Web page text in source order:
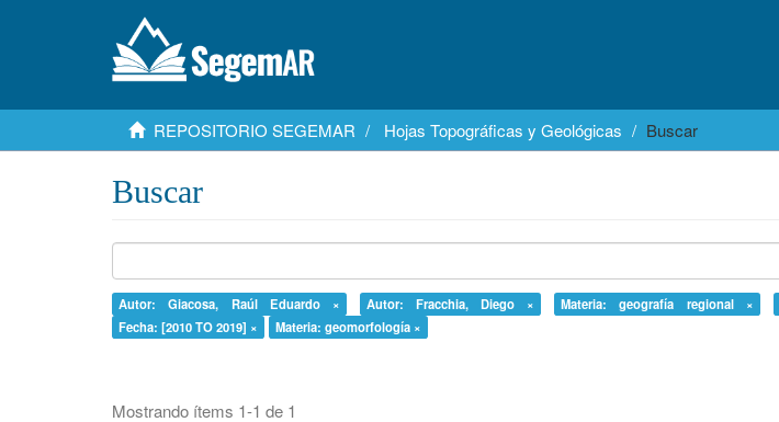
REPOSITORIO SEGEMAR Hojas Topográficas y Geológicas Buscar
Buscar
Autor: Giacosa, Raúl Eduardo × Autor: Fracchia, Diego × Materia: geografía regional ×
Fecha: [2010 TO 2019] ×
Materia: geomorfología ×
Mostrando ítems 1-1 de 1